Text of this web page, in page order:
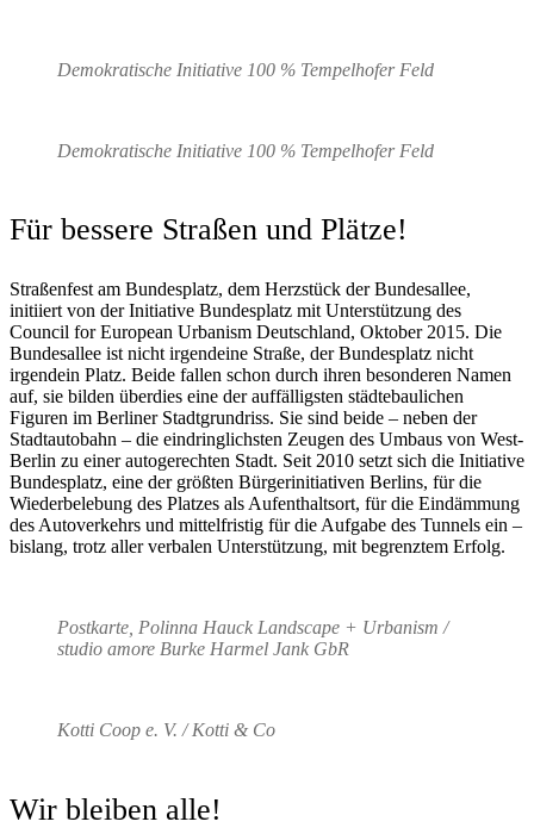
Demokratische Initiative 100 % Tempelhofer Feld
Demokratische Initiative 100 % Tempelhofer Feld
Für bessere Straßen und Plätze!
Straßenfest am Bundesplatz, dem Herzstück der Bundesallee,
initiiert von der Initiative Bundesplatz mit Unterstützung des
Council for European Urbanism Deutschland, Oktober 2015. Die
Bundesallee ist nicht irgendeine Straße, der Bundesplatz nicht
irgendein Platz. Beide fallen schon durch ihren besonderen Namen
auf, sie bilden überdies eine der auffälligsten städtebaulichen
Figuren im Berliner Stadtgrundriss. Sie sind beide – neben der
Stadtautobahn – die eindringlichsten Zeugen des Umbaus von West-
Berlin zu einer autogerechten Stadt. Seit 2010 setzt sich die Initiative
Bundesplatz, eine der größten Bürgerinitiativen Berlins, für die
Wiederbelebung des Platzes als Aufenthaltsort, für die Eindämmung
des Autoverkehrs und mittelfristig für die Aufgabe des Tunnels ein –
bislang, trotz aller verbalen Unterstützung, mit begrenztem Erfolg.
Postkarte, Polinna Hauck Landscape + Urbanism /
studio amore Burke Harmel Jank GbR
Kotti Coop e. V. / Kotti & Co
Wir bleiben alle!